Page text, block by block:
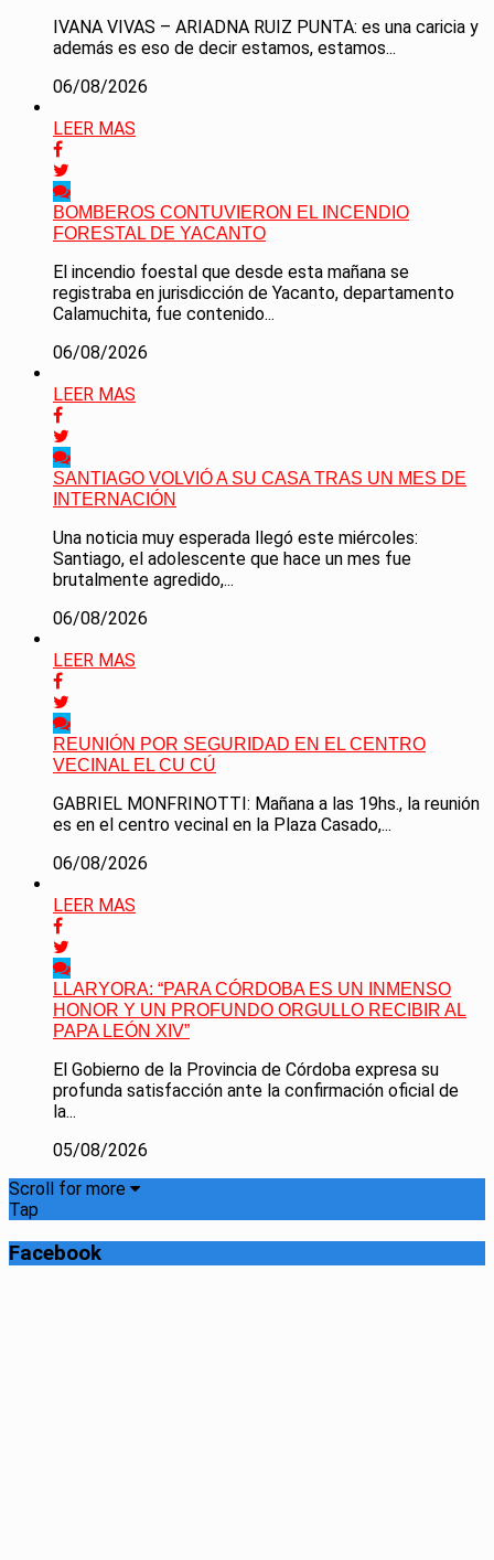
IVANA VIVAS – ARIADNA RUIZ PUNTA: es una caricia y
además es eso de decir estamos, estamos...
06/08/2026
LEER MAS
BOMBEROS CONTUVIERON EL INCENDIO
FORESTAL DE YACANTO
El incendio foestal que desde esta mañana se
registraba en jurisdicción de Yacanto, departamento
Calamuchita, fue contenido...
06/08/2026
LEER MAS
SANTIAGO VOLVIÓ A SU CASA TRAS UN MES DE
INTERNACIÓN
Una noticia muy esperada llegó este miércoles:
Santiago, el adolescente que hace un mes fue
brutalmente agredido,...
06/08/2026
LEER MAS
REUNIÓN POR SEGURIDAD EN EL CENTRO
VECINAL EL CU CÚ
GABRIEL MONFRINOTTI: Mañana a las 19hs., la reunión
es en el centro vecinal en la Plaza Casado,...
06/08/2026
LEER MAS
LLARYORA: “PARA CÓRDOBA ES UN INMENSO
HONOR Y UN PROFUNDO ORGULLO RECIBIR AL
PAPA LEÓN XIV”
El Gobierno de la Provincia de Córdoba expresa su
profunda satisfacción ante la confirmación oficial de
la...
05/08/2026
Scroll for more
Tap
Facebook